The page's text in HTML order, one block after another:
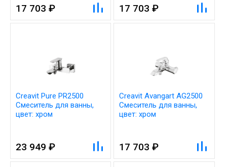
17 703 ₽ 17 703 ₽
Creavit Pure PR2500
Смеситель для ванны,
цвет: хром
23 949 ₽
Creavit Avangart AG2500
Смеситель для ванны,
цвет: хром
17 703 ₽